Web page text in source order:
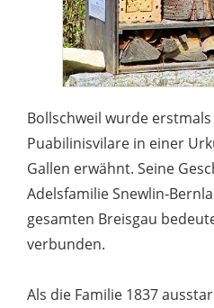
Bollschweil wurde erstmals
Puabilinisvilare in einer
Gallen erwähnt. Seine
Adelsfamilie Snewlin-
gesamten Breisgau
verbunden.
Als die Familie 1837